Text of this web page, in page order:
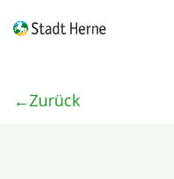
Zurück